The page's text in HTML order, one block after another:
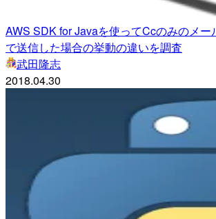
AWS SDK for Javaを使ってCcのみのメー
で送信した場合の挙動の違いを調査
武田隆志
2018.04.30